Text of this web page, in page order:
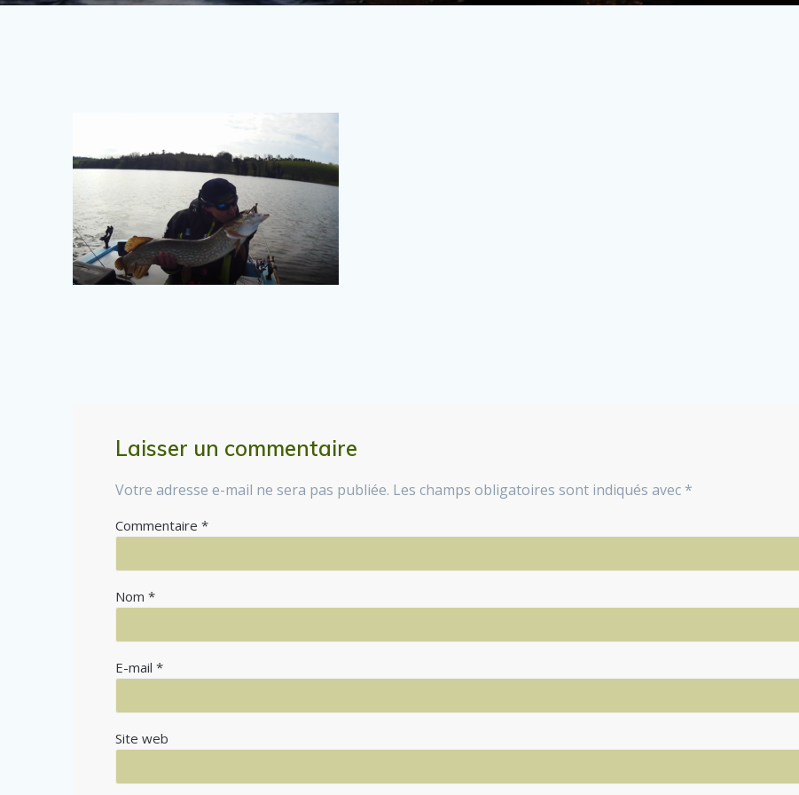
Laisser un commentaire
Votre adresse e-mail ne sera pas publiée. Les champs obligatoires sont indiqués avec *
Commentaire*
Nom*
E-mail*
Site web